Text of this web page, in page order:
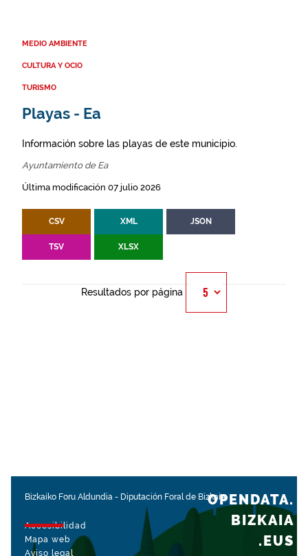
MEDIO AMBIENTE
CULTURA Y OCIO
TURISMO
Playas - Ea
Información sobre las playas de este municipio.
Ayuntamiento de Ea
Última modificación 07 julio 2026
CSV XML JSON
TSV XLSX
Resultados por página
Bizkaiko Foru Aldundia - Diputación Foral de Bizkaia
Accesibilidad
Mapa web
Aviso legal
OPENDATA.
BIZKAIA
.EUS